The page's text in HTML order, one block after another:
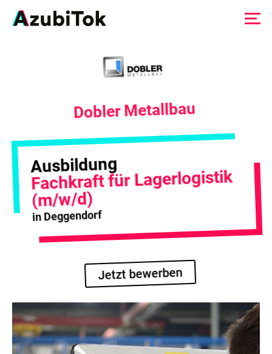
Dobler Metallbau
Ausbildung
Fachkraft für Lagerlogistik
(m/w/d)
in Deggendorf
Jetzt bewerben